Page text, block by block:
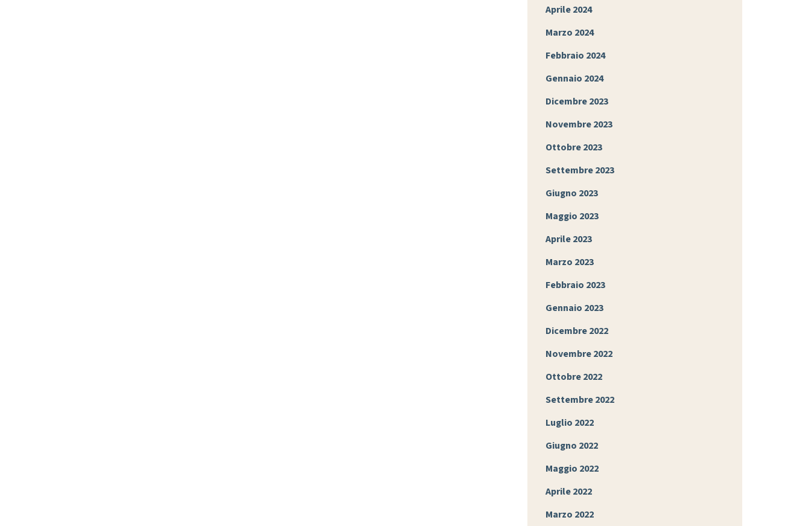
Aprile 2024
Marzo 2024
Febbraio 2024
Gennaio 2024
Dicembre 2023
Novembre 2023
Ottobre 2023
Settembre 2023
Giugno 2023
Maggio 2023
Aprile 2023
Marzo 2023
Febbraio 2023
Gennaio 2023
Dicembre 2022
Novembre 2022
Ottobre 2022
Settembre 2022
Luglio 2022
Giugno 2022
Maggio 2022
Aprile 2022
Marzo 2022